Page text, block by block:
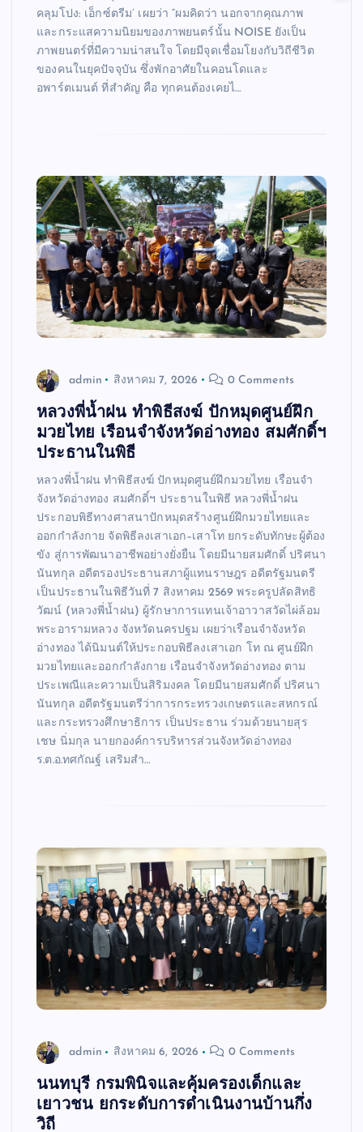
คลุมโปง: เอ็กซ์ตรีม’ เผยว่า “ผมคิดว่า นอกจากคุณภาพ
และกระแสความนิยมของภาพยนตร์นั้น NOISE ยังเป็น
ภาพยนตร์ที่มีความน่าสนใจ โดยมีจุดเชื่อมโยงกับวิถีชีวิต
ของคนในยุคปัจจุบัน ซึ่งพักอาศัยในคอนโดและ
อพาร์ตเมนต์ ที่สำคัญ คือ ทุกคนต้องเคยไ…
admin สิงหาคม 7, 2026 0 Comments
หลวงพี่น้ำฝน ทำพิธีสงฆ์ ปักหมุดศูนย์ฝึก
มวยไทย เรือนจำจังหวัดอ่างทอง สมศักดิ์ฯ
ประธานในพิธี
หลวงพี่น้ำฝน ทำพิธีสงฆ์ ปักหมุดศูนย์ฝึกมวยไทย เรือนจำ
จังหวัดอ่างทอง สมศักดิ์ฯ ประธานในพิธี หลวงพี่น้ำฝน
ประกอบพิธีทางศาสนาปักหมุดสร้างศูนย์ฝึกมวยไทยและ
ออกกำลังกาย จัดพิธีลงเสาเอก–เสาโท ยกระดับทักษะผู้ต้อง
ขัง สู่การพัฒนาอาชีพอย่างยั่งยืน โดยมีนายสมศักดิ์ ปริศนา
นันทกุล อดีตรองประธานสภาผู้แทนราษฎร อดีตรัฐมนตรี
เป็นประธานในพิธีวันที่ 7 สิงหาคม 2569 พระครูปลัดสิทธิ
วัฒน์ (หลวงพี่น้ำฝน) ผู้รักษาการแทนเจ้าอาวาสวัดไผ่ล้อม
พระอารามหลวง จังหวัดนครปฐม เผยว่าเรือนจำจังหวัด
อ่างทอง ได้นิมนต์ให้ประกอบพิธีลงเสาเอก โท ณ ศูนย์ฝึก
มวยไทยและออกกำลังกาย เรือนจำจังหวัดอ่างทอง ตาม
ประเพณีและความเป็นสิริมงคล โดยมีนายสมศักดิ์ ปริศนา
นันทกุล อดีตรัฐมนตรีว่าการกระทรวงเกษตรและสหกรณ์
และกระทรวงศึกษาธิการ เป็นประธาน ร่วมด้วยนายสุร
เชษ นิ่มกุล นายกองค์การบริหารส่วนจังหวัดอ่างทอง
ร.ต.อ.ทศกัณฐ์ เสริมสำ…
admin สิงหาคม 6, 2026 0 Comments
นนทบุรี กรมพินิจและคุ้มครองเด็กและ
เยาวชน ยกระดับการดำเนินงานบ้านกึ่ง
วิถี